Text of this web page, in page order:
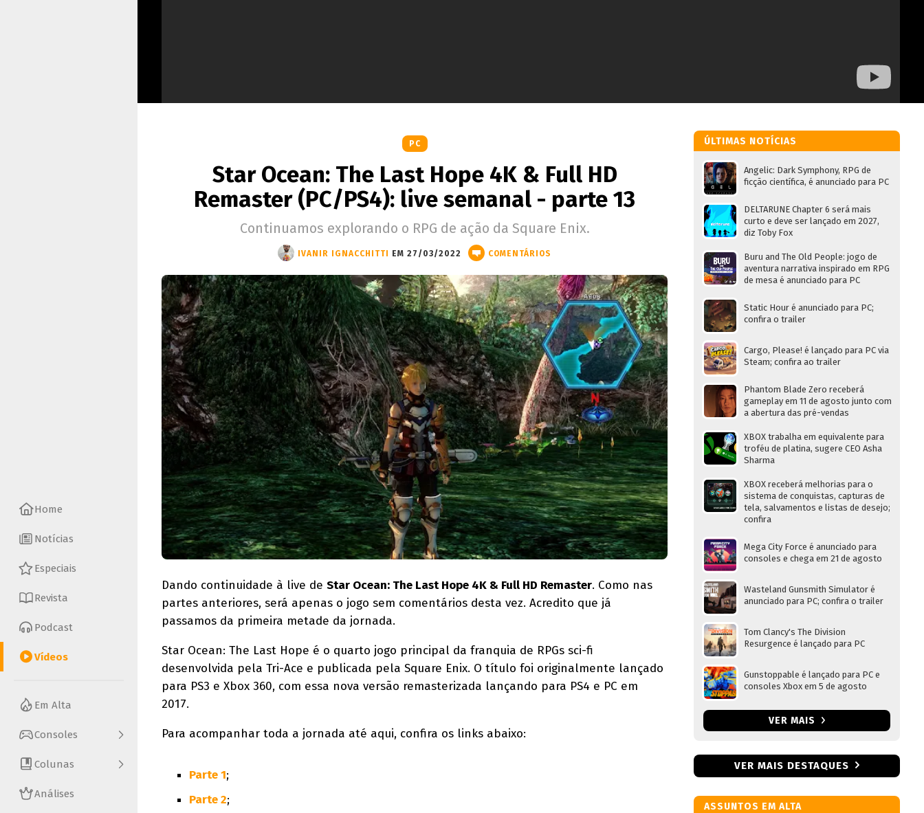
Home
Notícias
Especiais
Revista
Podcast
Vídeos
Em Alta
Consoles
Colunas
Análises
PC
Star Ocean: The Last Hope 4K & Full HD
Remaster (PC/PS4): live semanal - parte 13
Continuamos explorando o RPG de ação da Square Enix.
IVANIR IGNACCHITTI EM 27/03/2022 COMENTÁRIOS
Dando continuidade à live de Star Ocean: The Last Hope 4K & Full HD Remaster. Como nas
partes anteriores, será apenas o jogo sem comentários desta vez. Acredito que já
passamos da primeira metade da jornada.
Star Ocean: The Last Hope é o quarto jogo principal da franquia de RPGs sci-fi
desenvolvida pela Tri-Ace e publicada pela Square Enix. O título foi originalmente lançado
para PS3 e Xbox 360, com essa nova versão remasterizada lançando para PS4 e PC em
2017.
Para acompanhar toda a jornada até aqui, confira os links abaixo:
Parte 1;
Parte 2;
ÚLTIMAS NOTÍCIAS
Angelic: Dark Symphony, RPG de
ficção científica, é anunciado para PC
DELTARUNE Chapter 6 será mais
curto e deve ser lançado em 2027,
diz Toby Fox
Buru and The Old People: jogo de
aventura narrativa inspirado em RPG
de mesa é anunciado para PC
Static Hour é anunciado para PC;
confira o trailer
Cargo, Please! é lançado para PC via
Steam; confira ao trailer
Phantom Blade Zero receberá
gameplay em 11 de agosto junto com
a abertura das pré-vendas
XBOX trabalha em equivalente para
troféu de platina, sugere CEO Asha
Sharma
XBOX receberá melhorias para o
sistema de conquistas, capturas de
tela, salvamentos e listas de desejo;
confira
Mega City Force é anunciado para
consoles e chega em 21 de agosto
Wasteland Gunsmith Simulator é
anunciado para PC; confira o trailer
Tom Clancy's The Division
Resurgence é lançado para PC
Gunstoppable é lançado para PC e
consoles Xbox em 5 de agosto
VER MAIS
VER MAIS DESTAQUES
ASSUNTOS EM ALTA